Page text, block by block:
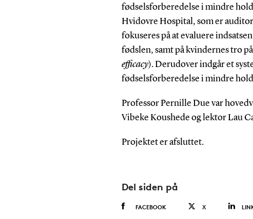
fødselsforberedelse i mindre
Hvidovre Hospital, som er
fokuseres på at evaluere
fødslen, samt på kvindernes tro
efficacy). Derudover indgår et
fødselsforberedelse i mindre
Professor Pernille Due var
Vibeke Koushede og lektor Lau
Projektet er afsluttet.
Del siden på
FACEBOOK X